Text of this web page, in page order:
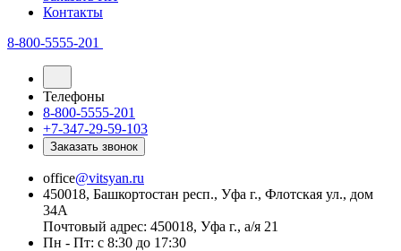
Контакты
8-800-5555-201
Телефоны
8-800-5555-201
+7-347-29-59-103
Заказать звонок
office@vitsyan.ru
450018, Башкортостан респ., Уфа г., Флотская ул., дом
34А
Почтовый адрес: 450018, Уфа г., а/я 21
Пн - Пт: с 8:30 до 17:30